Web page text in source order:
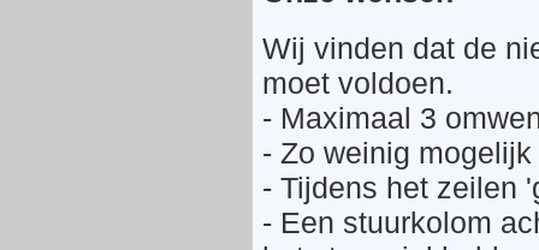
Wij vinden dat de
moet voldoen.
- Maximaal 3
- Zo weinig
- Tijdens het zeilen
- Een stuurkolom